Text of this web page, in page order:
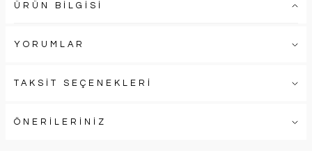
ÜRÜN BİLGİSİ
YORUMLAR
TAKSİT SEÇENEKLERİ
ÖNERİLERİNİZ